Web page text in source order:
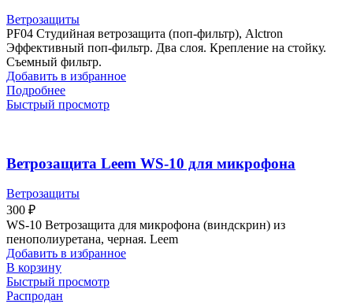
Ветрозащиты
PF04 Студийная ветрозащита (поп-фильтр), Alctron
Эффективный поп-фильтр. Два слоя. Крепление на стойку.
Съемный фильтр.
Добавить в избранное
Подробнее
Быстрый просмотр
Ветрозащита Leem WS-10 для микрофона
Ветрозащиты
300 ₽
WS-10 Ветрозащита для микрофона (виндскрин) из
пенополиуретана, черная. Leem
Добавить в избранное
В корзину
Быстрый просмотр
Распродан